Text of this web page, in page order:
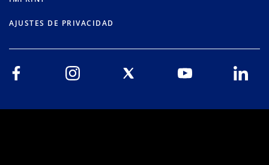
AJUSTES DE PRIVACIDAD